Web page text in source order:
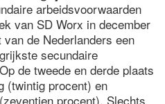
arbeidsvoorwaarden
van SD Worx in december
de Nederlanders een
secundaire
de tweede en derde plaats
(twintig procent) en
procent). Slechts